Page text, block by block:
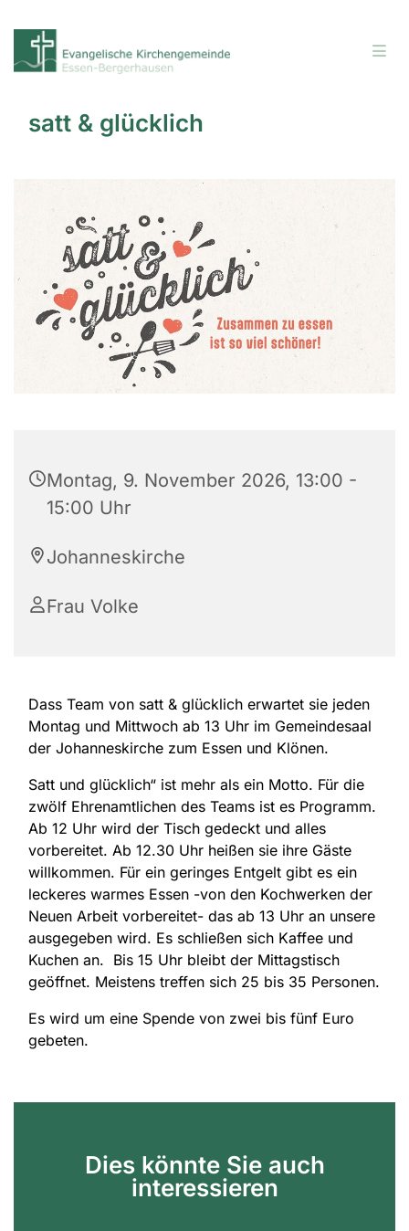
satt & glücklich
Montag, 9. November 2026, 13:00 -
15:00 Uhr
Johanneskirche
Frau Volke
Dass Team von satt & glücklich erwartet sie jeden
Montag und Mittwoch ab 13 Uhr im Gemeindesaal
der Johanneskirche zum Essen und Klönen.
Satt und glücklich“ ist mehr als ein Motto. Für die
zwölf Ehrenamtlichen des Teams ist es Programm.
Ab 12 Uhr wird der Tisch gedeckt und alles
vorbereitet. Ab 12.30 Uhr heißen sie ihre Gäste
willkommen. Für ein geringes Entgelt gibt es ein
leckeres warmes Essen -von den Kochwerken der
Neuen Arbeit vorbereitet- das ab 13 Uhr an unsere
ausgegeben wird. Es schließen sich Kaffee und
Kuchen an. Bis 15 Uhr bleibt der Mittagstisch
geöffnet. Meistens treffen sich 25 bis 35 Personen.
Es wird um eine Spende von zwei bis fünf Euro
gebeten.
Dies könnte Sie auch
interessieren